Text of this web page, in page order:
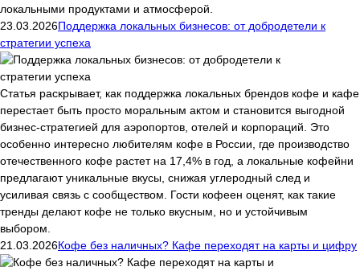
локальными продуктами и атмосферой.
23.03.2026Поддержка локальных бизнесов: от добродетели к
стратегии успеха
Статья раскрывает, как поддержка локальных брендов кофе и кафе
перестает быть просто моральным актом и становится выгодной
бизнес-стратегией для аэропортов, отелей и корпораций. Это
особенно интересно любителям кофе в России, где производство
отечественного кофе растет на 17,4% в год, а локальные кофейни
предлагают уникальные вкусы, снижая углеродный след и
усиливая связь с сообществом. Гости кофеен оценят, как такие
тренды делают кофе не только вкусным, но и устойчивым
выбором.
21.03.2026Кофе без наличных? Кафе переходят на карты и цифру